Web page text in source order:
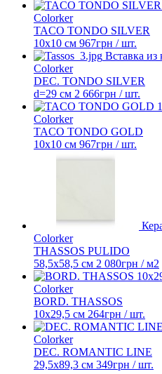
Colorker
TACO TONDO SILVER
10x10 см 967грн / шт.
Вставка из
Colorker
DEC. TONDO SILVER
d=29 см 2 666грн / шт.
Colorker
TACO TONDO GOLD
10x10 см 967грн / шт.
Colorker
THASSOS PULIDO
58,5x58,5 см 2 080грн / м2
Colorker
BORD. THASSOS
10x29,5 см 264грн / шт.
Colorker
DEC. ROMANTIC LINE
29,5x89,3 см 349грн / шт.